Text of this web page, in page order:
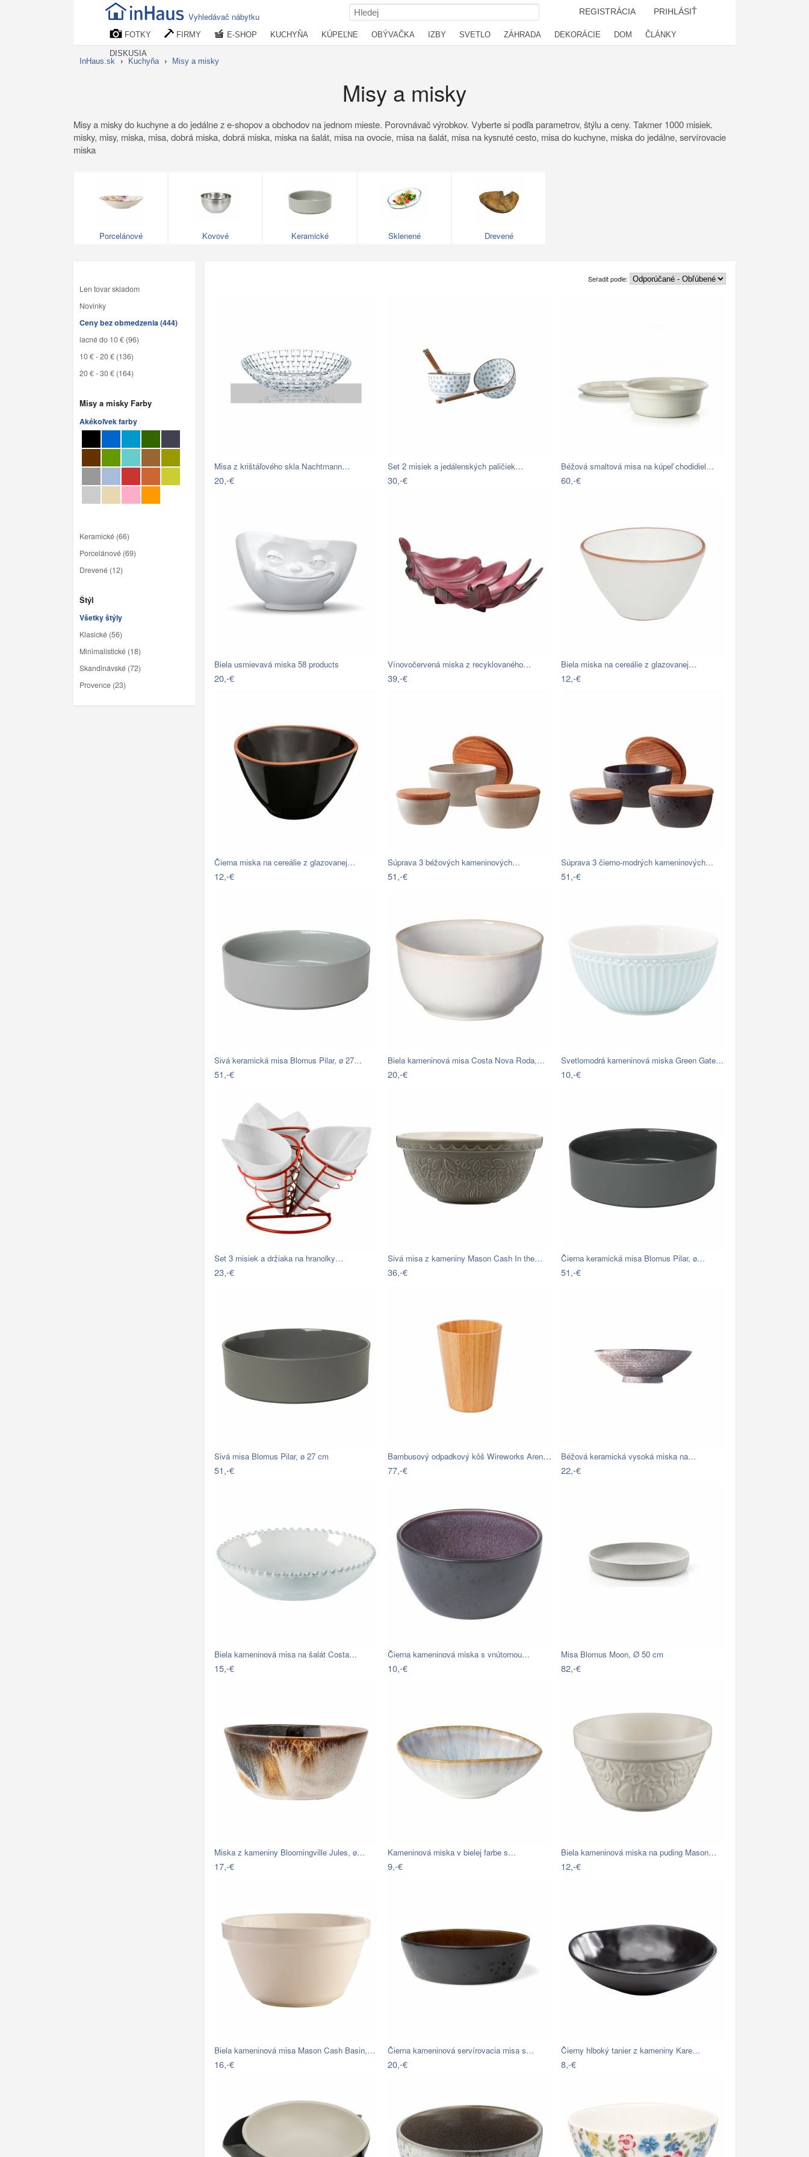
Vyhledávač nábytku REGISTRÁCIA PRIHLÁSIŤ
FOTKY FIRMY E-SHOP KUCHYŇA KÚPEĽNE OBÝVAČKA IZBY SVETLO ZÁHRADA DEKORÁCIE DOM ČLÁNKY
DISKUSIA
InHaus.sk › Kuchyňa › Misy a misky
Misy a misky
Misy a misky do kuchyne a do jedálne z e-shopov a obchodov na jednom mieste. Porovnávač výrobkov. Vyberte si podľa parametrov, štýlu a ceny. Takmer 1000 misiek.
misky, misy, miska, misa, dobrá miska, dobrá miska, miska na šalát, misa na ovocie, misa na šalát, misa na kysnuté cesto, misa do kuchyne, miska do jedálne, servírovacie
miska
Porcelánové Kovové Keramické Sklenené Drevené
Len tovar skladom
Novinky
Ceny bez obmedzenia (444)
lacné do 10 € (96)
10 € - 20 € (136)
20 € - 30 € (164)
Misy a misky Farby
Akékoľvek farby
Keramické (66)
Porcelánové (69)
Drevené (12)
Štýl
Všetky štýly
Klasické (56)
Minimalistické (18)
Skandinávské (72)
Provence (23)
Seřadit podle:
Misa z krištáľového skla Nachtmann…
20,-€
Set 2 misiek a jedálenských paličiek…
30,-€
Béžová smaltová misa na kúpeľ chodidiel…
60,-€
Biela usmievavá miska 58 products
20,-€
Vínovočervená miska z recyklovaného…
39,-€
Biela miska na cereálie z glazovanej…
12,-€
Čierna miska na cereálie z glazovanej…
12,-€
Súprava 3 béžových kameninových…
51,-€
Súprava 3 čierno-modrých kameninových…
51,-€
Sivá keramická misa Blomus Pilar, ø 27…
51,-€
Biela kameninová misa Costa Nova Roda,…
20,-€
Svetlomodrá kameninová miska Green Gate…
10,-€
Set 3 misiek a držiaka na hranolky…
23,-€
Sivá misa z kameniny Mason Cash In the…
36,-€
Čierna keramická misa Blomus Pilar, ø…
51,-€
Sivá misa Blomus Pilar, ø 27 cm
51,-€
Bambusový odpadkový kôš Wireworks Arena…
77,-€
Béžová keramická vysoká miska na…
22,-€
Biela kameninová misa na šalát Costa…
15,-€
Čierna kameninová miska s vnútornou…
10,-€
Misa Blomus Moon, Ø 50 cm
82,-€
Miska z kameniny Bloomingville Jules, ø…
17,-€
Kameninová miska v bielej farbe s…
9,-€
Biela kameninová miska na puding Mason…
12,-€
Biela kameninová misa Mason Cash Basin,…
16,-€
Čierna kameninová servírovacia misa s…
20,-€
Čierny hlboký tanier z kameniny Kare…
8,-€